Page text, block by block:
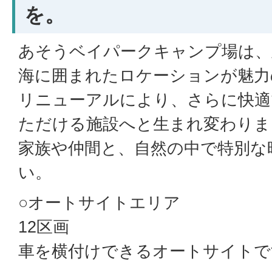
を。
あそうベイパークキャンプ場は
海に囲まれたロケーションが魅
リニューアルにより、さらに快
ただける施設へと生まれ変わり
家族や仲間と、自然の中で特別
い。
○オートサイトエリア
12区画
車を横付けできるオートサイト